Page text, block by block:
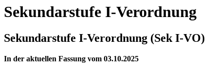
Sekundarstufe I-Verordnung
Sekundarstufe I-Verordnung (Sek I-VO)
In der aktuellen Fassung vom 03.10.2025